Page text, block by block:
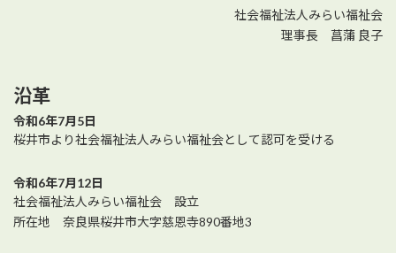
社会福祉法人みらい福祉会
理事長 菖蒲 良子
沿革
令和6年7月5日
桜井市より社会福祉法人みらい福祉会として認可を受ける
令和6年7月12日
社会福祉法人みらい福祉会 設立
所在地 奈良県桜井市大字慈恩寺890番地3